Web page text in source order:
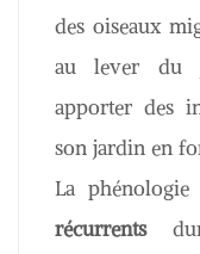
des oiseaux
au lever du
apporter des
son jardin en
La phénologie
récurrents